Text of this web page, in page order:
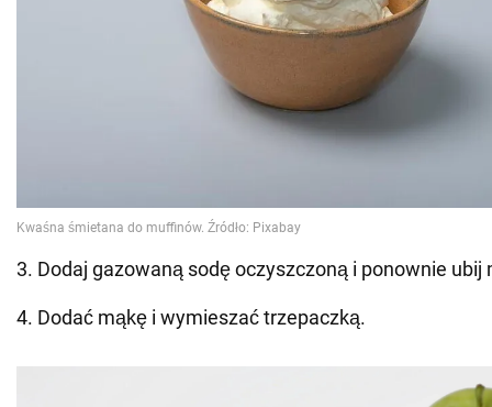
3. Dodaj gazowaną sodę oczyszczoną i ponownie ubij
4. Dodać mąkę i wymieszać trzepaczką.